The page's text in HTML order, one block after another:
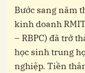
Bước sang năm
kinh doanh
– RBPC) đã trở
học sinh trung
nghiệp. Tiền